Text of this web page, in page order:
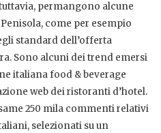
permangono alcune
come per esempio
standard dell’offerta
Sono alcuni dei trend emersi
italiana food & beverage
web dei ristoranti d’hotel.
250 mila commenti relativi
selezionati su un